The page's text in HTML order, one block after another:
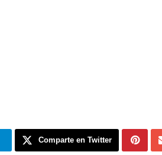
Comparte en Twitter